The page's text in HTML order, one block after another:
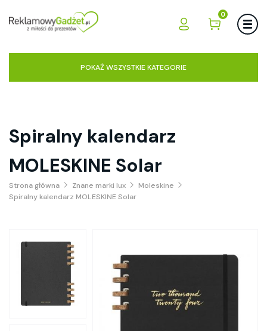
0
POKAŻ WSZYSTKIE KATEGORIE
Spiralny kalendarz
MOLESKINE Solar
Strona główna Znane marki lux
Moleskine
Spiralny kalendarz MOLESKINE Solar